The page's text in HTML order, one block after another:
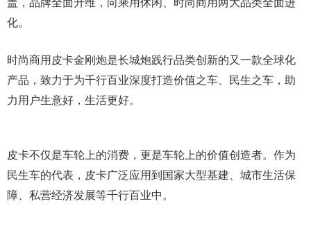
盖，品牌全面升维，向乘用休闲、时尚商用两大品类全面进
化。
时尚商用皮卡金刚炮是长城炮践行品类创新的又一款全球化
产品，致力于为千行百业深度打造价值之车、民生之车，助
力用户生意好，生活更好。
皮卡不仅是车轮上的消费，更是车轮上的价值创造者。作为
民生车的代表，皮卡广泛应用到国家大型基建、城市生活保
障、私营经济发展等千行百业中。